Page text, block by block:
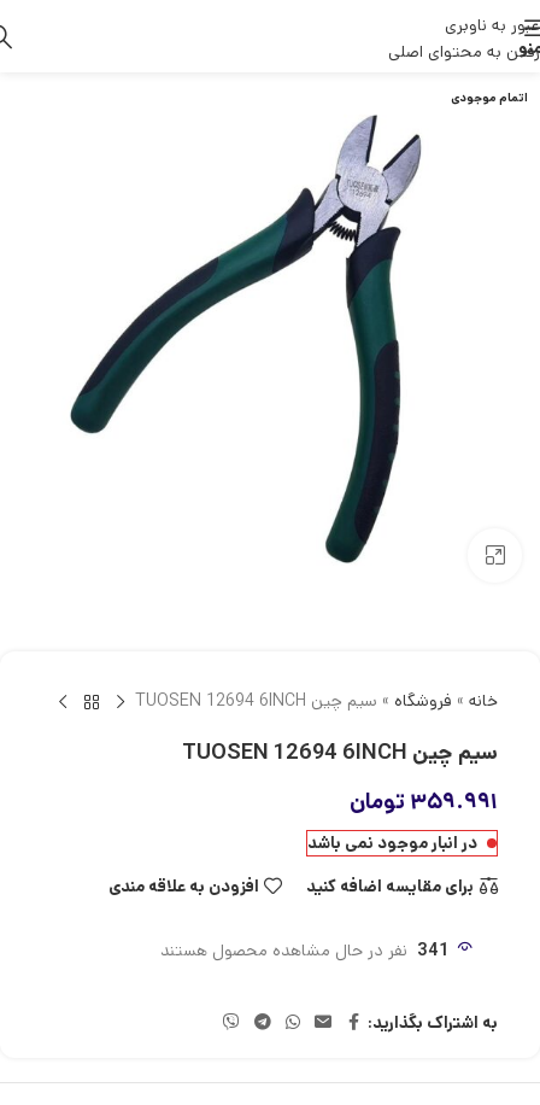
عبور به ناوبری
رفتن به محتوای اصلی
اتمام موجودی
بزرگنمایی تصویر
خانه » فروشگاه » سیم چین TUOSEN 12694 6INCH
سیم چین TUOSEN 12694 6INCH
۳۵۹.۹۹۱ تومان
در انبار موجود نمی باشد
برای مقایسه اضافه کنید
افزودن به علاقه مندی
341 نفر در حال مشاهده محصول هستند
به اشتراک بگذارید: